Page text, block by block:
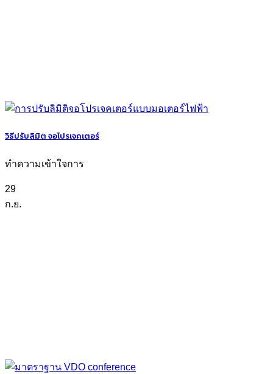
วิธีปรับลิมิต จอโปรเจคเตอร์
ทำความเข้าใจการ
29
ก.ย.